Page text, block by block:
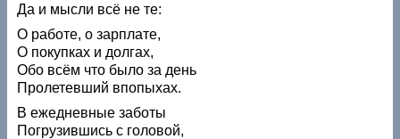
Да и мысли всё не те:
О работе, о зарплате,
О покупках и долгах,
Обо всём что было за день
Пролетевший впопыхах.
В ежедневные заботы
Погрузившись с головой,